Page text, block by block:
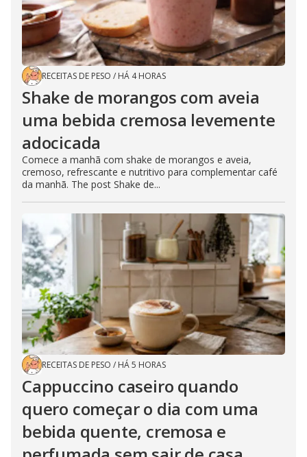
RECEITAS DE PESO / HÁ 4 HORAS
Shake de morangos com aveia
uma bebida cremosa levemente
adocicada
Comece a manhã com shake de morangos e aveia,
cremoso, refrescante e nutritivo para complementar café
da manhã. The post Shake de...
RECEITAS DE PESO / HÁ 5 HORAS
Cappuccino caseiro quando
quero começar o dia com uma
bebida quente, cremosa e